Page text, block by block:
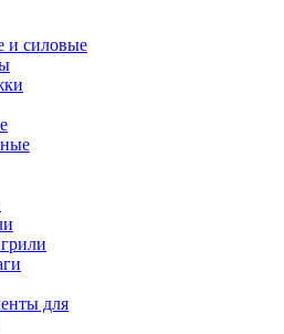
и силовые
для